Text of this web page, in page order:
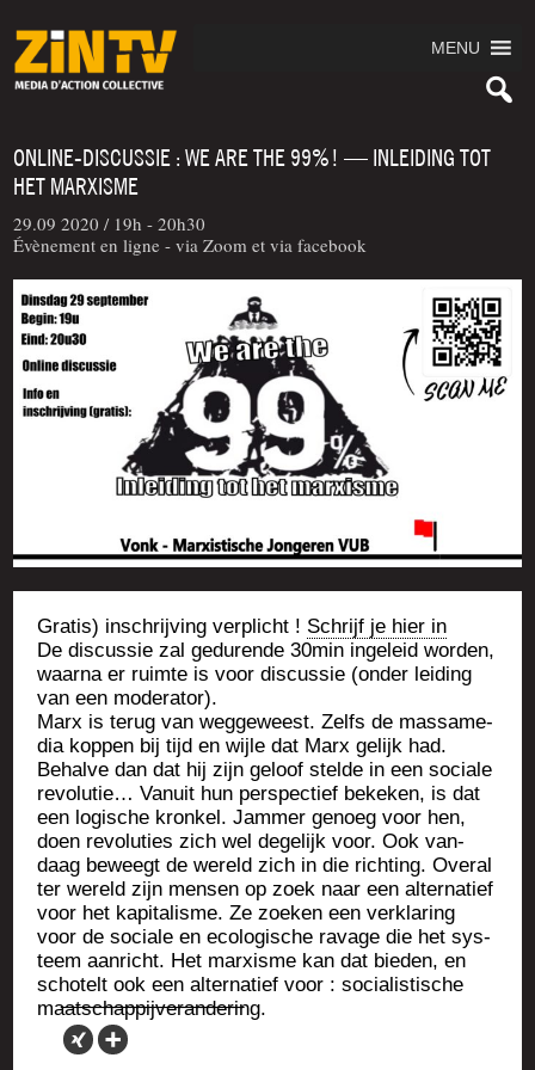
MENU
ONLINE-DISCUSSIE : WE ARE THE 99%! — INLEIDING TOT
HET MARXISME
29.09 2020 / 19h - 20h30
Évènement en ligne - via Zoom et via facebook
Gra­tis) inschri­j­ving ver­plicht ! Schri­jf je hier in
De dis­cus­sie zal gedu­rende 30min inge­leid wor­den,
waar­na er ruimte is voor dis­cus­sie (onder lei­ding
van een moderator).
Marx is terug van weg­ge­weest. Zelfs de mas­sa­me­
dia kop­pen bij tijd en wijle dat Marx gelijk had.
Behalve dan dat hij zijn geloof stelde in een sociale
revo­lu­tie… Vanuit hun pers­pec­tief beke­ken, is dat
een logische kron­kel. Jam­mer genoeg voor hen,
doen revo­lu­ties zich wel dege­lijk voor. Ook van­
daag beweegt de wereld zich in die rich­ting. Ove­ral
ter wereld zijn men­sen op zoek naar een alter­na­tief
voor het kapi­ta­lisme. Ze zoe­ken een verk­la­ring
voor de sociale en eco­lo­gische ravage die het sys­
teem aan­richt. Het mar­xisme kan dat bie­den, en
scho­telt ook een alter­na­tief voor : socia­lis­tische
maatschappijverandering.